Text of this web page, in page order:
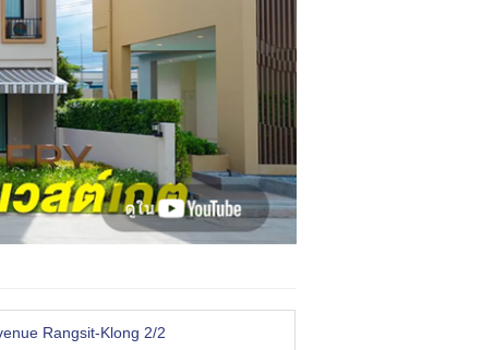
Rangsit-Klong 2/2